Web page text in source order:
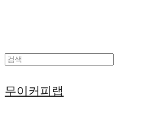
무이커피랩